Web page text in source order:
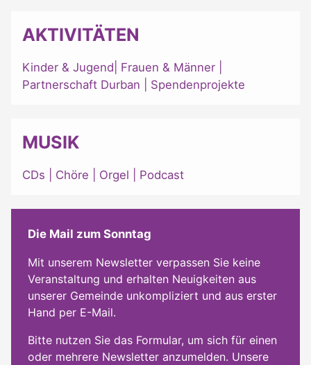
AKTIVITÄTEN
Kinder & Jugend Frauen & Männer
Partnerschaft Durban
Spendenprojekte
MUSIK
CDs Chöre Orgel Podcast
Die Mail zum Sonntag
Mit unserem Newsletter verpassen Sie keine
Veranstaltung und erhalten Neuigkeiten aus
unserer Gemeinde unkompliziert und aus erster
Hand per E-Mail.
Bitte nutzen Sie das Formular, um sich für einen
oder mehrere Newsletter anzumelden. Unsere